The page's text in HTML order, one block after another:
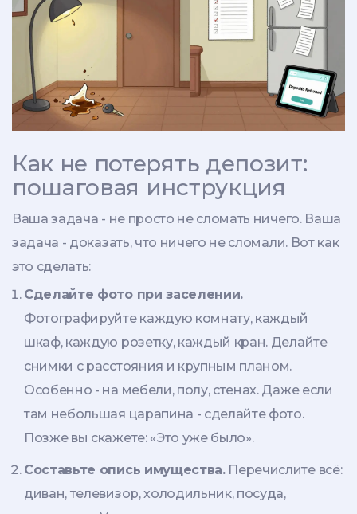
Как не потерять депозит:
пошаговая инструкция
Ваша задача - не просто не сломать ничего. Ваша
задача - доказать, что ничего не сломали. Вот как
это сделать:
Сделайте фото при заселении.
Фотографируйте каждую комнату, каждый
шкаф, каждую розетку, каждый кран. Делайте
снимки с расстояния и крупным планом.
Особенно - на мебели, полу, стенах. Даже если
там небольшая царапина - сделайте фото.
Позже вы скажете: «Это уже было».
Составьте опись имущества.Перечислите всё:
диван, телевизор, холодильник, посуда,